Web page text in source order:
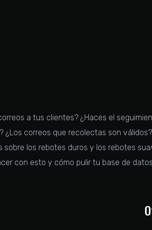
a tus clientes? ¿Haces el
¿Los correos que recolectas son
sobre los rebotes duros y los rebotes
con esto y cómo pulir tu base de datos.